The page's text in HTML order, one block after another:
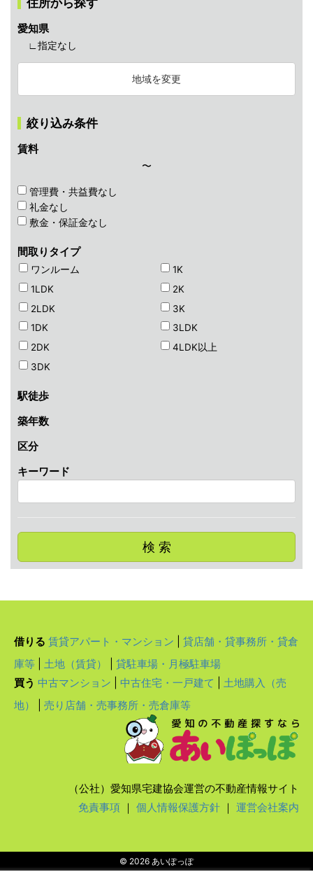
住所から探す
愛知県
∟指定なし
地域を変更
絞り込み条件
賃料
〜
管理費・共益費なし
礼金なし
敷金・保証金なし
間取りタイプ
ワンルーム
1LDK
2LDK
1K
2K
3K
1DK
2DK
3DK
3LDK
4LDK以上
駅徒歩
築年数
区分
キーワード
検 索
借りる 賃貸アパート・マンション
貸店舗・貸事務所・貸倉
庫等
土地（賃貸）
貸駐車場・月極駐車場
買う 中古マンション 中古住宅・一戸建て
土地購入（売
地）
売り店舗・売事務所・売倉庫等
（公社）愛知県宅建協会運営の不動産情報サイト
免責事項 ｜ 個人情報保護方針 ｜ 運営会社案内
© 2026 あいぽっぽ